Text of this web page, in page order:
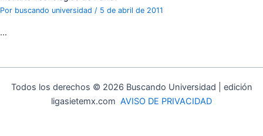
Por buscando universidad / 5 de abril de 2011
…
Todos los derechos © 2026 Buscando Universidad | edición
ligasietemx.com AVISO DE PRIVACIDAD